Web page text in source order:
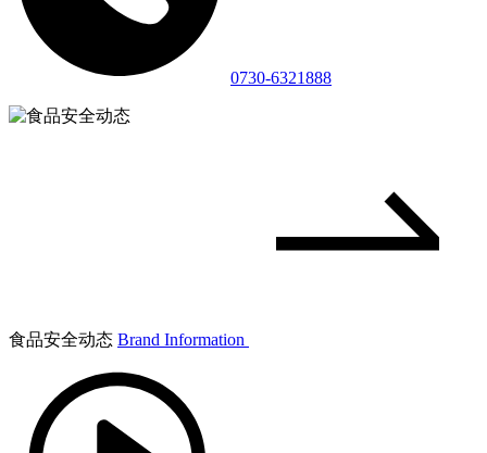
0730-6321888
食品安全动态 Brand Information